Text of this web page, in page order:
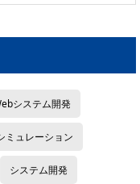
システム開発
ミュレーション
システム開発